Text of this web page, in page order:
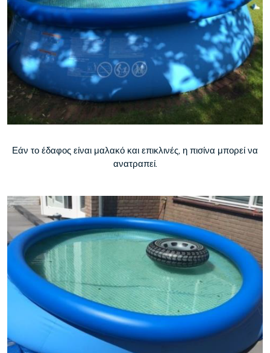
Εάν το έδαφος είναι μαλακό και επικλινές, η πισίνα μπορεί να
ανατραπεί.